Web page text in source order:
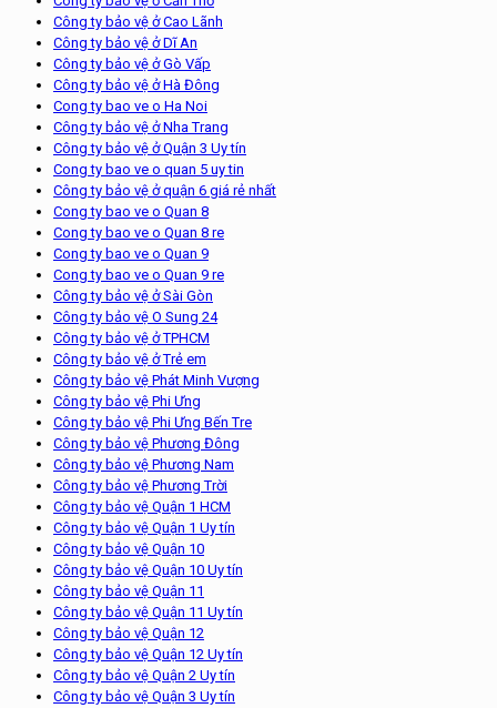
Công ty bảo vệ ở Cao Lãnh
Công ty bảo vệ ở Dĩ An
Công ty bảo vệ ở Gò Vấp
Công ty bảo vệ ở Hà Đông
Cong ty bao ve o Ha Noi
Công ty bảo vệ ở Nha Trang
Công ty bảo vệ ở Quận 3 Uy tín
Cong ty bao ve o quan 5 uy tin
Công ty bảo vệ ở quận 6 giá rẻ nhất
Cong ty bao ve o Quan 8
Cong ty bao ve o Quan 8 re
Cong ty bao ve o Quan 9
Cong ty bao ve o Quan 9 re
Công ty bảo vệ ở Sài Gòn
Công ty bảo vệ O Sung 24
Công ty bảo vệ ở TPHCM
Công ty bảo vệ ở Trẻ em
Công ty bảo vệ Phát Minh Vượng
Công ty bảo vệ Phi Ưng
Công ty bảo vệ Phi Ưng Bến Tre
Công ty bảo vệ Phương Đông
Công ty bảo vệ Phương Nam
Công ty bảo vệ Phương Trời
Công ty bảo vệ Quận 1 HCM
Công ty bảo vệ Quận 1 Uy tín
Công ty bảo vệ Quận 10
Công ty bảo vệ Quận 10 Uy tín
Công ty bảo vệ Quận 11
Công ty bảo vệ Quận 11 Uy tín
Công ty bảo vệ Quận 12
Công ty bảo vệ Quận 12 Uy tín
Công ty bảo vệ Quận 2 Uy tín
Công ty bảo vệ Quận 3 Uy tín